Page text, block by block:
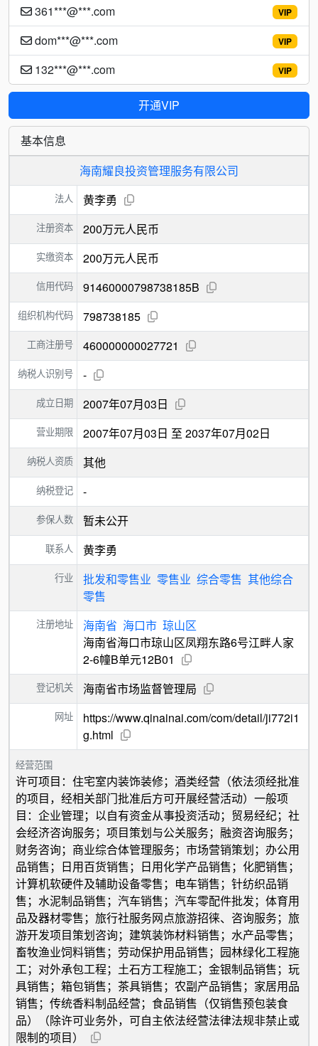
VIP
361***@***.com
VIP
dom***@***.com
VIP
132***@***.com
开通VIP
基本信息
海南耀良投资管理服务有限公司
法人 黄李勇
注册资本 200万元人民币
实缴资本 200万元人民币
信用代码 91460000798738185B
组织机构代码 798738185
工商注册号 460000000027721
纳税人识别号 -
成立日期 2007年07月03日
营业期限 2007年07月03日 至 2037年07月02日
纳税人资质 其他
纳税登记 -
参保人数 暂未公开
联系人 黄李勇
行业 批发和零售业 零售业 综合零售 其他综合
零售
注册地址 海南省 海口市 琼山区
海南省海口市琼山区凤翔东路6号江畔人家
2-6幢B单元12B01
登记机关 海南省市场监督管理局
网址
https://www.qinainai.com/com/detail/ji772i1
g.html
经营范围
许可项目：住宅室内装饰装修；酒类经营（依法须经批准
的项目，经相关部门批准后方可开展经营活动）一般项
目：企业管理；以自有资金从事投资活动；贸易经纪；社
会经济咨询服务；项目策划与公关服务；融资咨询服务；
财务咨询；商业综合体管理服务；市场营销策划；办公用
品销售；日用百货销售；日用化学产品销售；化肥销售；
计算机软硬件及辅助设备零售；电车销售；针纺织品销
售；水泥制品销售；汽车销售；汽车零配件批发；体育用
品及器材零售；旅行社服务网点旅游招徕、咨询服务；旅
游开发项目策划咨询；建筑装饰材料销售；水产品零售；
畜牧渔业饲料销售；劳动保护用品销售；园林绿化工程施
工；对外承包工程；土石方工程施工；金银制品销售；玩
具销售；箱包销售；茶具销售；农副产品销售；家居用品
销售；传统香料制品经营；食品销售（仅销售预包装食
品）（除许可业务外，可自主依法经营法律法规非禁止或
限制的项目）